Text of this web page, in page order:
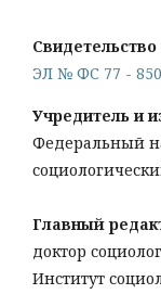
ЭЛ № ФС 77 -
Учредитель и
Федеральный
Главный
доктор
Институт